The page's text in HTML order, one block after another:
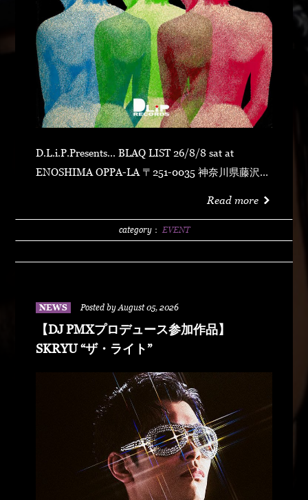
D.L.i.P.Presents... BLAQ LIST 26/8/8 sat at
ENOSHIMA OPPA-LA 〒251-0035 神奈川県藤沢市
2500/1dLADY'S FREE HOTTS GUEST DJ PMX
MANLEXKILLAHSHARKHEDMAO & MAGOODZ
Read more
category： EVENT
NEWS Posted by August 05, 2026
【DJ PMXプロデュース参加作品】
SKRYU “ザ・ライト”